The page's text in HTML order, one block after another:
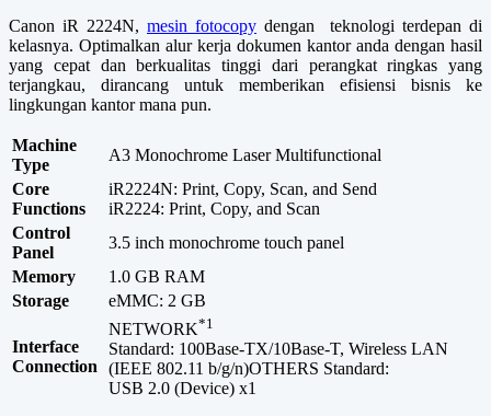
Canon iR 2224N, mesin fotocopy dengan teknologi terdepan di
kelasnya. Optimalkan alur kerja dokumen kantor anda dengan hasil
yang cepat dan berkualitas tinggi dari perangkat ringkas yang
terjangkau, dirancang untuk memberikan efisiensi bisnis ke
lingkungan kantor mana pun.
Machine
Type
A3 Monochrome Laser Multifunctional
Core
Functions
iR2224N: Print, Copy, Scan, and Send
iR2224: Print, Copy, and Scan
Control
Panel
3.5 inch monochrome touch panel
Memory
1.0 GB RAM
Storage
eMMC: 2 GB
Interface
Connection
NETWORK*1
Standard: 100Base-TX/10Base-T, Wireless LAN
(IEEE 802.11 b/g/n)OTHERS Standard:
USB 2.0 (Device) x1